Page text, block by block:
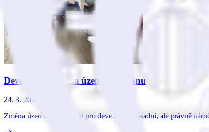
Developer a změna územního plánu
24. 3. 2026
Změna územního plánu je pro developery zásadní, ale právně